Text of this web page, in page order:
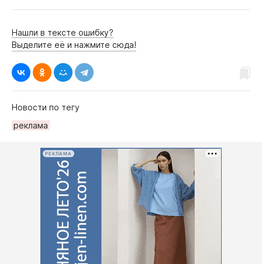
Нашли в тексте ошибку?
Выделите её и нажмите сюда!
Новости по тегу
рeклама
РЕКЛАМА